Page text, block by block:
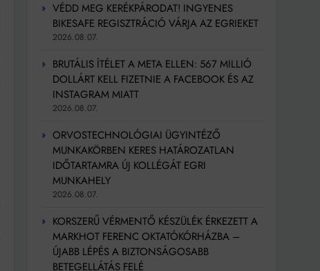
VÉDD MEG KERÉKPÁRODAT! INGYENES
BIKESAFE REGISZTRÁCIÓ VÁRJA AZ EGRIEKET
2026.08.07.
BRUTÁLIS ÍTÉLET A META ELLEN: 567 MILLIÓ
DOLLÁRT KELL FIZETNIE A FACEBOOK ÉS AZ
INSTAGRAM MIATT
2026.08.07.
ORVOSTECHNOLÓGIAI ÜGYINTÉZŐ
MUNKAKÖRBEN KERES HATÁROZATLAN
IDŐTARTAMRA ÚJ KOLLÉGÁT EGRI
MUNKAHELY
2026.08.07.
KORSZERŰ VÉRMENTŐ KÉSZÜLÉK ÉRKEZETT A
MARKHOT FERENC OKTATÓKÓRHÁZBA –
ÚJABB LÉPÉS A BIZTONSÁGOSABB
BETEGELLÁTÁS FELÉ